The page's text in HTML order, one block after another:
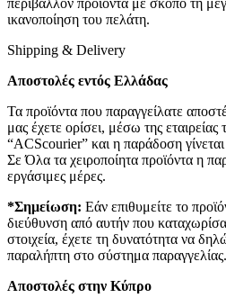
ικανοποίηση του πελάτη.
Shipping & Delivery
Αποστολές εντός Ελλάδας
Τα προϊόντα που παραγγείλατε
μας έχετε ορίσει, μέσω της
“ACScourier” και η παράδοση
Σε Όλα τα χειροποίητα προϊόντα η
εργάσιμες μέρες.
*Σημείωση: Εάν επιθυμείτε το
διεύθυνση από αυτήν που
στοιχεία, έχετε τη δυνατότητα να
παραλήπτη στο σύστημα παραγγελίας.
Αποστολές στην Κύπρο